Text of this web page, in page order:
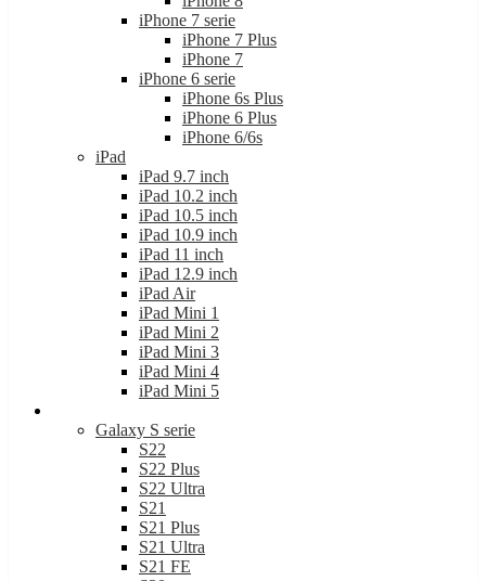
iPhone 7 serie
iPhone 7 Plus
iPhone 7
iPhone 6 serie
iPhone 6s Plus
iPhone 6 Plus
iPhone 6/6s
iPad
iPad 9.7 inch
iPad 10.2 inch
iPad 10.5 inch
iPad 10.9 inch
iPad 11 inch
iPad 12.9 inch
iPad Air
iPad Mini 1
iPad Mini 2
iPad Mini 3
iPad Mini 4
iPad Mini 5
Galaxy S serie
S22
S22 Plus
S22 Ultra
S21
S21 Plus
S21 Ultra
S21 FE